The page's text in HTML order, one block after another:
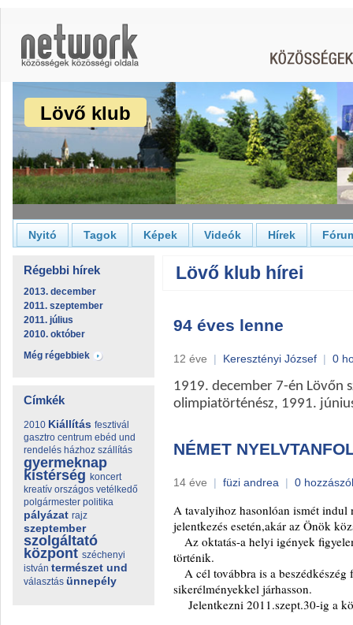
Lövő klub
Nyitó Tagok Képek Videók Hírek
Régebbi hírek
2013. december
2011. szeptember
2011. július
2010. október
Még régebbiek
Címkék
2010 Kiállítás fesztivál
gasztro centrum ebéd und
rendelés házhoz szállítás
gyermeknap
kistérség koncert
kreatív országos vetélkedő
polgármester politika
pályázat rajz
szeptember
szolgáltató
központ széchenyi
istván természet und
választás ünnepély
Lövő klub hírei
94 éves lenne
12 éve | Keresztényi József | 0
1919. december 7-én Lövőn
olimpiatörténész, 1991.
NÉMET
14 éve | füzi andrea | 0
A tavalyihoz hasonlóan ismét indul
jelentkezés esetén,akár az Önök
Az oktatás-a helyi igények
történik.
A cél továbbra is a beszédkészég
sikerélményekkel járhasson.
Jelentkezni 2011.szept.30-ig a